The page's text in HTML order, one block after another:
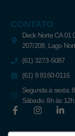
CONTATO
Deck Norte CA 01
207/208, Lago
(61) 3273-5087
(61) 9 8160-0116
Segunda à sexta:
Sábado: 8h às 12h.